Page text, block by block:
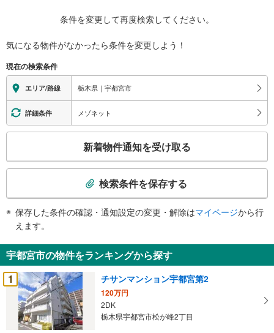
条件を変更して再度検索してください。
気になる物件がなかったら条件を変更しよう！
現在の検索条件
エリア/路線 栃木県｜宇都宮市
詳細条件 メゾネット
検
知
を
受
け
新着物件通知を受け取る
検索条件を保存する
保存した条件の確認・通知設定の変更・解除はマイページから行
えます。
宇都宮市の物件をランキングから探す
1
チサンマンション宇都宮第2
120万円
2DK
栃木県宇都宮市松が峰2丁目